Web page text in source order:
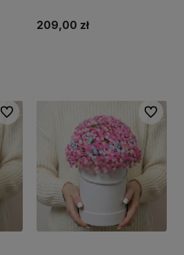
209,00 zł
Do ulubionych Do